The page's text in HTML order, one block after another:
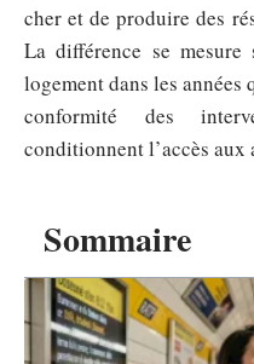
Sommaire
cher et de produire des
La différence se
logement dans les
conformité des
conditionnent l’accès aux